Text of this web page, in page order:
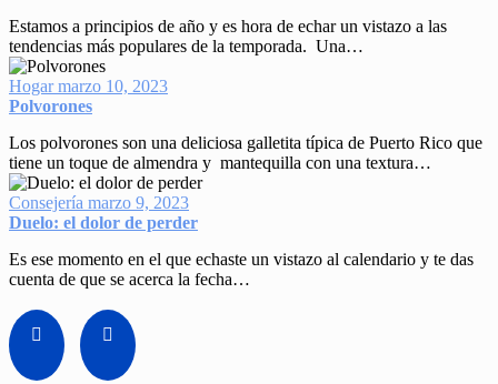
Estamos a principios de año y es hora de echar un vistazo a las
tendencias más populares de la temporada. Una…
Hogarmarzo 10, 2023
Polvorones
Los polvorones son una deliciosa galletita típica de Puerto Rico que
tiene un toque de almendra y mantequilla con una textura…
Consejería marzo 9, 2023
Duelo: el dolor de perder
Es ese momento en el que echaste un vistazo al calendario y te das
cuenta de que se acerca la fecha…